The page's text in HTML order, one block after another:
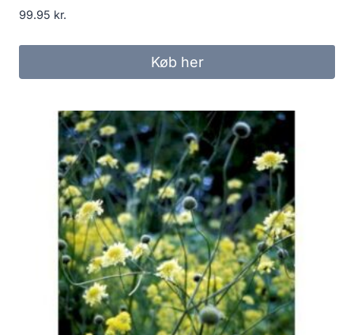
99.95 kr.
Køb her